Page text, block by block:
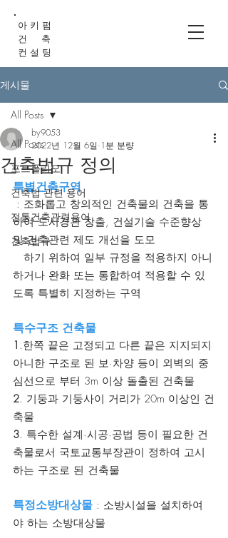
아 키 펌
건 축
컨 설 팅
게시물
All Posts
포트폴리오
건축법 관련 용어
전통건축관련용어
건축법규
All Posts
건축법규 정의
by9053
2022년 12월 6일 1분 분량
특별건축구역
하여 도시경관 창출, 건설기술 수준향상
및 건축관련 제도 개선을 도모
하거나 완화 또는 통합하여 적용할 수 있
도록 특별히 지정하는 구역
특수구조 건축물
1 .한쪽 끝은 고정되고 다른 끝은 지지되지
아니한 구조로 된 보·차양 등이 외벽의 중
심선으로 부터 3m 이상 돌출된 건축물
2. 기둥과 기둥사이 거리가 20m 이상인 건
축물
3. 특수한 설계·시공·공법 등이 필요한 건
축물로서 국토교통부장관이 정하여 고시
하는 구조로 된 건축물
특정소방대상물 : 소방시설을 설치하여
야 하는 소방대상물